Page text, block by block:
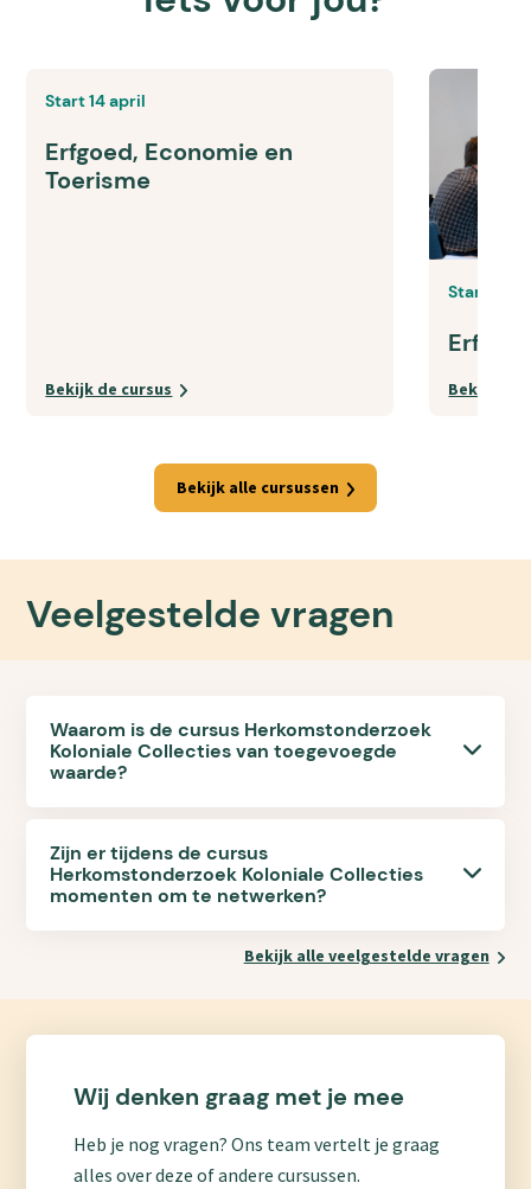
Erfgoed, Economie en
Toerisme
Start 14 april
Bekijk de cursus
Start 1
Bekijk de
Bekijk alle cursussen
Veelgestelde vragen
Waarom is de cursus Herkomstonderzoek
Koloniale Collecties van toegevoegde
waarde?
Zijn er tijdens de cursus
Herkomstonderzoek Koloniale Collecties
momenten om te netwerken?
Bekijk alle veelgestelde vragen
Wij denken graag met je mee
Heb je nog vragen? Ons team vertelt je graag
alles over deze of andere cursussen.